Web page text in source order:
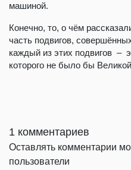
машиной.
Конечно, то, о чём
часть подвигов,
каждый из этих подвигов –
которого не было бы
1 комментариев
Оставлять комментарии
пользователи